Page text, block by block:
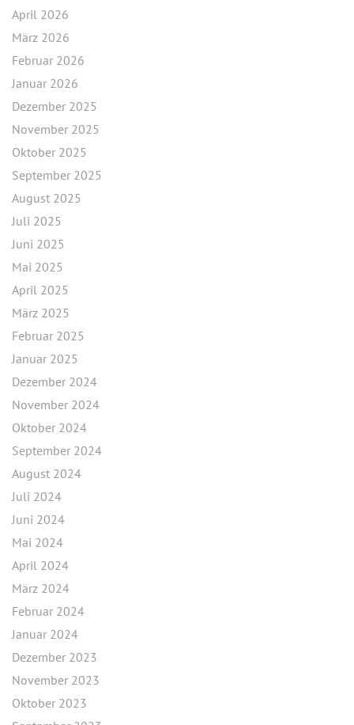
April 2026
März 2026
Februar 2026
Januar 2026
Dezember 2025
November 2025
Oktober 2025
September 2025
August 2025
Juli 2025
Juni 2025
Mai 2025
April 2025
März 2025
Februar 2025
Januar 2025
Dezember 2024
November 2024
Oktober 2024
September 2024
August 2024
Juli 2024
Juni 2024
Mai 2024
April 2024
März 2024
Februar 2024
Januar 2024
Dezember 2023
November 2023
Oktober 2023